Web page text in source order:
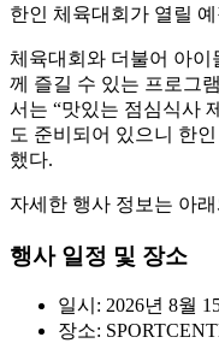
한인 체육대회가 열릴
체육대회와 더불어 아
께 즐길 수 있는 프로그
서는 “맛있는 점심식사
도 준비되어 있으니 한
했다.
자세한 행사 정보는 아
행사 일정 및 장소
일시: 2026년 8월
장소: